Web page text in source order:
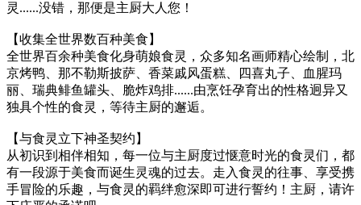
灵......没错，那便是主厨大人您！
【收集全世界数百种美食】
全世界百余种美食化身萌娘食灵，众多知名画师精心绘制，北
京烤鸭、那不勒斯披萨、香菜戚风蛋糕、四喜丸子、血腥玛
丽、瑞典鲱鱼罐头、脆炸鸡排......由烹饪孕育出的性格迥异又
独具个性的食灵，等待主厨的邂逅。
【与食灵立下神圣契约】
从初识到相伴相知，每一位与主厨度过惬意时光的食灵们，都
有一段源于美食而诞生灵魂的过去。走入食灵的往事、享受携
手冒险的乐趣，与食灵的羁绊愈深即可进行誓约！主厨，请许